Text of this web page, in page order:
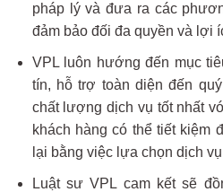
pháp lý và đưa ra các
đảm bảo đối đa quyền và lợi
VPL luôn hướng đến mục
tín, hỗ trợ toàn diện đến
chất lượng dịch vụ tốt nhất
khách hàng có thể tiết kiệm
lại bằng việc lựa chọn dịch
Luật sư VPL cam kết sẽ